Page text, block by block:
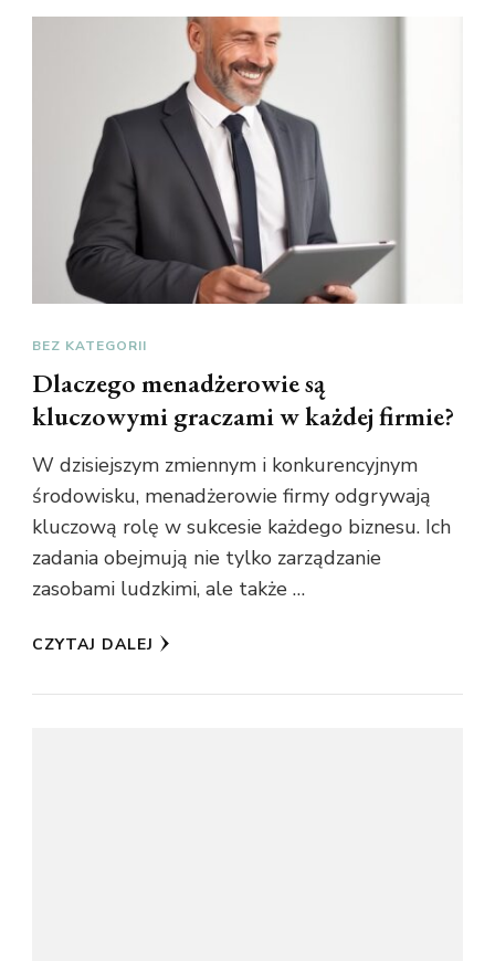
BEZ KATEGORII
Dlaczego menadżerowie są
kluczowymi graczami w każdej firmie?
W dzisiejszym zmiennym i konkurencyjnym
środowisku, menadżerowie firmy odgrywają
kluczową rolę w sukcesie każdego biznesu. Ich
zadania obejmują nie tylko zarządzanie
zasobami ludzkimi, ale także …
CZYTAJ DALEJ